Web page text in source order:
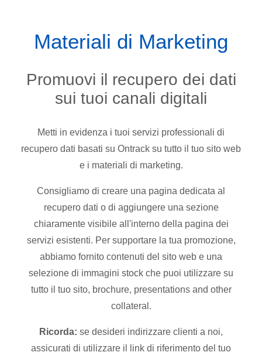
Materiali di Marketing
Promuovi il recupero dei dati
sui tuoi canali digitali
Metti in evidenza i tuoi servizi professionali di
recupero dati basati su Ontrack su tutto il tuo sito web
e i materiali di marketing.
Consigliamo di creare una pagina dedicata al
recupero dati o di aggiungere una sezione
chiaramente visibile all'interno della pagina dei
servizi esistenti. Per supportare la tua promozione,
abbiamo fornito contenuti del sito web e una
selezione di immagini stock che puoi utilizzare su
tutto il tuo sito, brochure, presentations and other
collateral.
Ricorda: se desideri indirizzare clienti a noi,
assicurati di utilizzare il link di riferimento del tuo